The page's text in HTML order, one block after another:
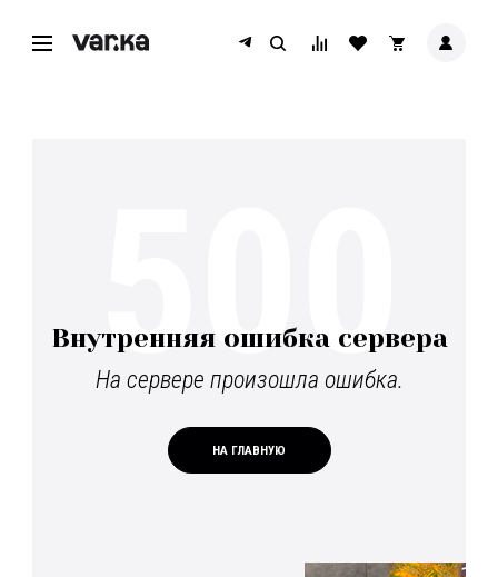
Внутренняя ошибка сервера
На сервере произошла ошибка.
НА ГЛАВНУЮ
500